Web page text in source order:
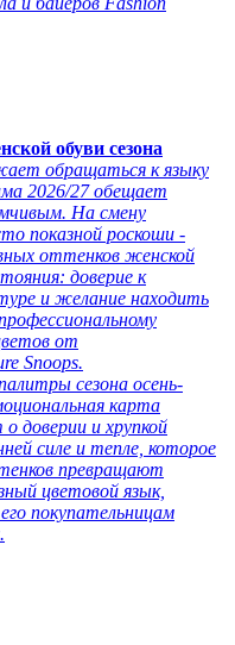
обуви сезона
обращаться к языку
2026/27 обещает
На смену
показной роскоши -
оттенков женской
доверие к
и желание находить
от
Snoops.
сезона осень-
карта
доверии и хрупкой
силе и тепле, которое
превращают
цветовой язык,
покупательницам